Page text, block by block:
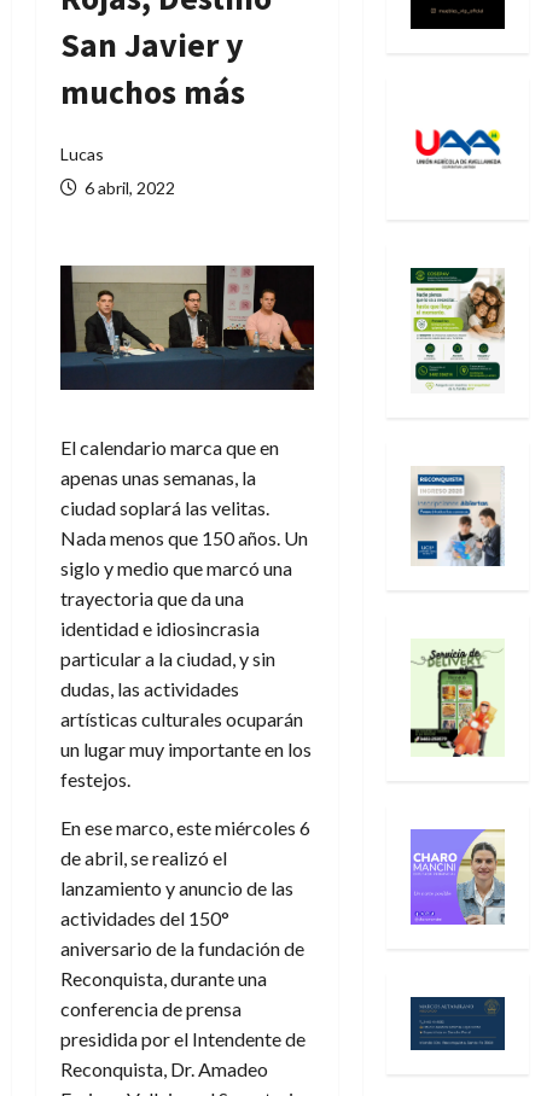
San Javier y
muchos más
Lucas
6 abril, 2022
El calendario marca que en
apenas unas semanas, la
ciudad soplará las velitas.
Nada menos que 150 años. Un
siglo y medio que marcó una
trayectoria que da una
identidad e idiosincrasia
particular a la ciudad, y sin
dudas, las actividades
artísticas culturales ocuparán
un lugar muy importante en los
festejos.
En ese marco, este miércoles 6
de abril, se realizó el
lanzamiento y anuncio de las
actividades del 150°
aniversario de la fundación de
Reconquista, durante una
conferencia de prensa
presidida por el Intendente de
Reconquista, Dr. Amadeo